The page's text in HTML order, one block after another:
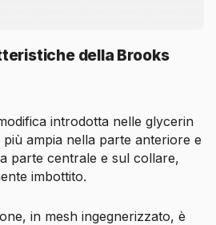
della Brooks
introdotta nelle glycerin
ampia nella parte anteriore e
parte centrale e sul collare,
imbottito.
in mesh ingegnerizzato, è